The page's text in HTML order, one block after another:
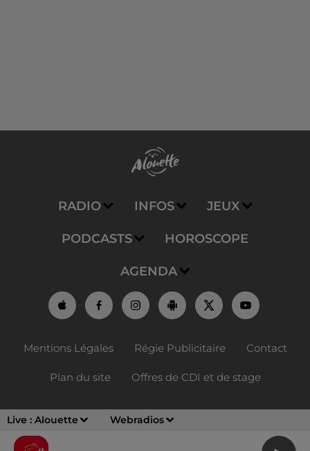
Live : Alouette Webradios
RADIO INFOS JEUX
PODCASTS HOROSCOPE
AGENDA
Mentions Légales Régie Publicitaire Contact
Plan du site Offres de CDI et de stage